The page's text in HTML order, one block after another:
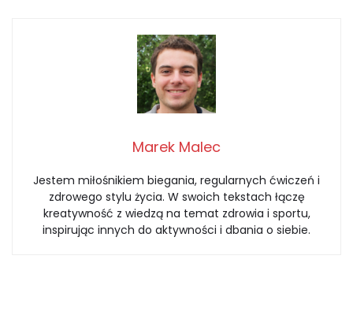
Marek Malec
Jestem miłośnikiem biegania, regularnych ćwiczeń i
zdrowego stylu życia. W swoich tekstach łączę
kreatywność z wiedzą na temat zdrowia i sportu,
inspirując innych do aktywności i dbania o siebie.